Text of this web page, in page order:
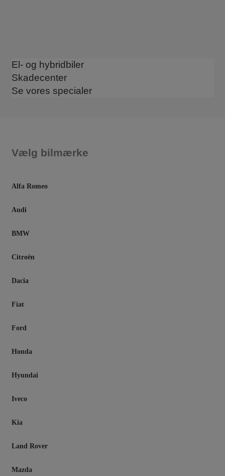
El- og hybridbiler
Skadecenter
Se vores specialer
Vælg bilmærke
Alfa Romeo
Audi
BMW
Citroën
Dacia
Fiat
Ford
Honda
Hyundai
Iveco
Kia
Land Rover
Mazda